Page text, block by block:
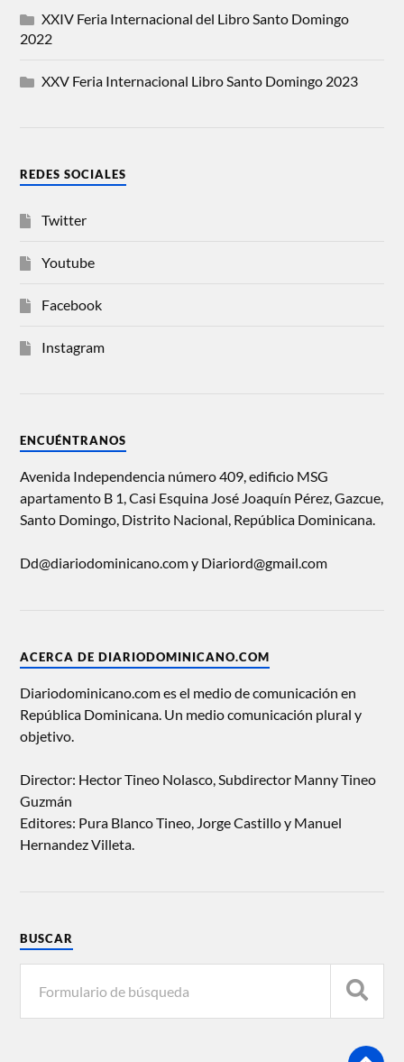
XXIV Feria Internacional del Libro Santo Domingo
2022
XXV Feria Internacional Libro Santo Domingo 2023
REDES SOCIALES
Twitter
Youtube
Facebook
Instagram
ENCUÉNTRANOS
Avenida Independencia número 409, edificio MSG
apartamento B 1, Casi Esquina José Joaquín Pérez, Gazcue,
Santo Domingo, Distrito Nacional, República Dominicana.
Dd@diariodominicano.com y Diariord@gmail.com
ACERCA DE DIARIODOMINICANO.COM
Diariodominicano.com es el medio de comunicación en
República Dominicana. Un medio comunicación plural y
objetivo.
Director: Hector Tineo Nolasco, Subdirector Manny Tineo
Guzmán
Editores: Pura Blanco Tineo, Jorge Castillo y Manuel
Hernandez Villeta.
BUSCAR